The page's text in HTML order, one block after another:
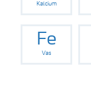
Kalcium
Fe
Vas